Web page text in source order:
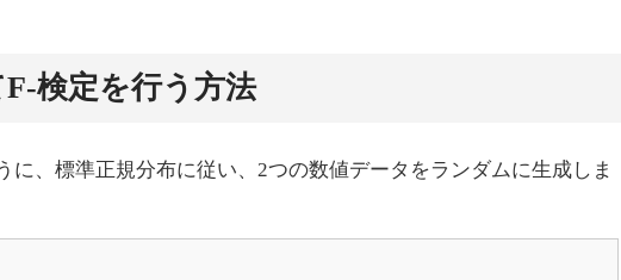
検定を行う方法
に、標準正規分布に従い、2つの数値データをランダムに生成しま